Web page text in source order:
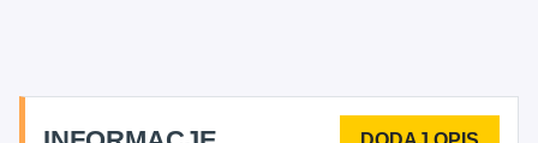
- Niespecjalistyczne sprzątanie budynków i
obiektów przemysłowych, 4100A - Roboty